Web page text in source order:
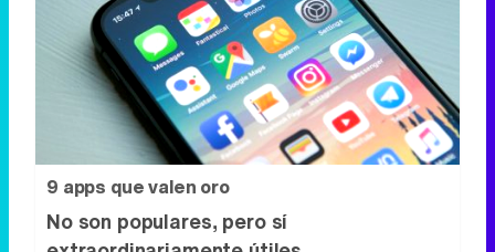
9 apps que valen oro
No son populares, pero sí